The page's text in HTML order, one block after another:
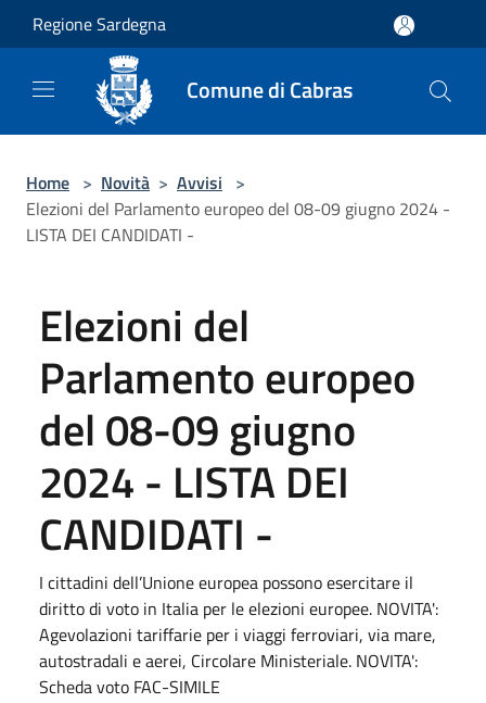
Salta al contenuto principale
Regione Sardegna
Comune di Cabras
Home > Novità > Avvisi >
Elezioni del Parlamento europeo del 08-09 giugno 2024 -
LISTA DEI CANDIDATI -
Elezioni del
Parlamento europeo
del 08-09 giugno
2024 - LISTA DEI
CANDIDATI -
I cittadini dell’Unione europea possono esercitare il
diritto di voto in Italia per le elezioni europee. NOVITA':
Agevolazioni tariffarie per i viaggi ferroviari, via mare,
autostradali e aerei, Circolare Ministeriale. NOVITA':
Scheda voto FAC-SIMILE